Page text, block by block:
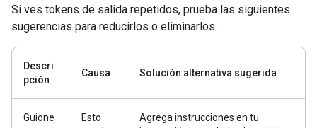
Si ves tokens de salida repetidos, prueba las siguientes
sugerencias para reducirlos o eliminarlos.
Descri
pción
Causa Solución alternativa sugerida
Guione
Esto
Agrega instrucciones en tu